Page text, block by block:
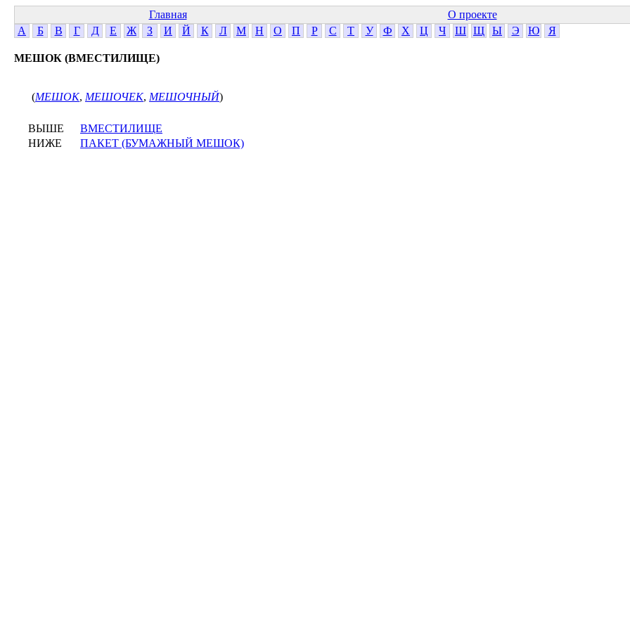
Главная О проекте
А
Б В Г Д Е Ж З И Й К Л М Н О П Р С Т У Ф Х Ц Ч Ш Щ Ы Э Ю Я
МЕШОК (ВМЕСТИЛИЩЕ)
(МЕШОК, МЕШОЧЕК, МЕШОЧНЫЙ)
ВЫШЕ
ВМЕСТИЛИЩЕ
НИЖЕ
ПАКЕТ (БУМАЖНЫЙ МЕШОК)